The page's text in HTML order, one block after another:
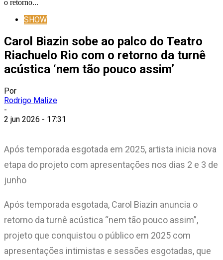
o retorno...
SHOW
Carol Biazin sobe ao palco do Teatro
Riachuelo Rio com o retorno da turnê
acústica ‘nem tão pouco assim’
Por
Rodrigo Malize
-
2 jun 2026 - 17:31
Após temporada esgotada em 2025, artista inicia nova
etapa do projeto com apresentações nos dias 2 e 3 de
junho
Após temporada esgotada, Carol Biazin anuncia o
retorno da turnê acústica “nem tão pouco assim”,
projeto que conquistou o público em 2025 com
apresentações intimistas e sessões esgotadas, que